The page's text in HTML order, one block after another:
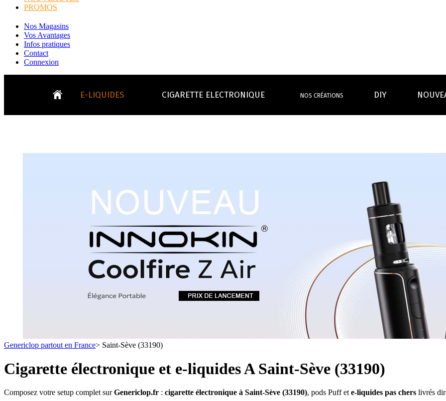
PROMOS
Nos Magasins
Vos Avantages
Infos pratiques
Contact
Connexion
E-LIQUIDES
TOUS LES E-LIQUIDES
- VÉGÉTAL/NATUREL
- SELS DE NICOTINE
- FORMATS ÉCONOMIQUES
- LES PLUS VENDUS
- LES PACKS PROMOS
- RECHERCHE AVANCÉE
MAXI FORMATS
100ml et +
GRANDS
50ml
CIGARETTE ELECTRONIQUE
Formats classiques
Formats Boxs
simple d'emploi
Toutes les marques
Eleaf, Aspire,
Smok, Innokin, Joyetech ...
LES MINI-CLOPES
Pods & Formats Poche
Les Accus
piles
pour boxs
Toutes les
coils, têtes
Les
pour
RBA
NOS CRÉATIONS DIY
LE BLOG
- INFOS GENERICLOP
- INFOS VAPE
- LES ASTUCES
- FOCUS PRODUIT
- LES MEDECINS
VOS AVANTAGES
Livraison offerte
1 Cadeau au choix
Un problème, une question ?
Quel kit de cigarette choisir ?
Quel E-liquide choisir ?
Quelle Accu choisir ?
Le végétol c'est quoi ?
Voir tout
Genericlop partout en France> Saint-Sève (33190)
Cigarette électronique et e-liquides A Saint-Sève (33190)
Composez votre setup complet surGenericlop.fr : cigarette électronique à Saint-Sève (33190), pods Puff ete-liquides pas chers livrés